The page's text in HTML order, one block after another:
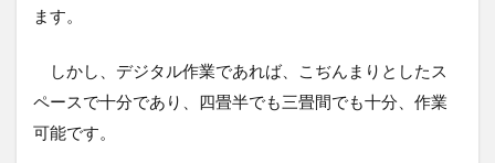
ます。
しかし、デジタル作業であれば、こぢんまりとしたス
ペースで十分であり、四畳半でも三畳間でも十分、作業
可能です。